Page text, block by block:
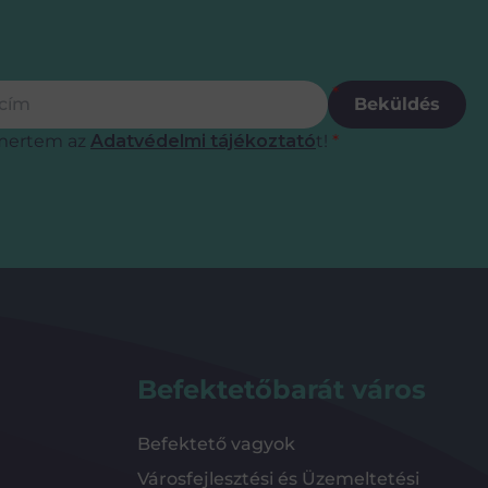
*
*
az Adatvédelmi tájékoztatót!
Beküldés
Befektetőbarát város
Befektető vagyok
Városfejlesztési és Üzemeltetési